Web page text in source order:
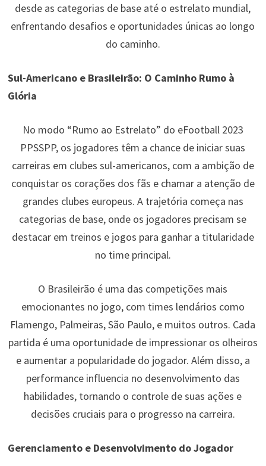
desde as categorias de base até o estrelato mundial,
enfrentando desafios e oportunidades únicas ao longo
do caminho.
Sul-Americano e Brasileirão: O Caminho Rumo à
Glória
No modo “Rumo ao Estrelato” do eFootball 2023
PPSSPP, os jogadores têm a chance de iniciar suas
carreiras em clubes sul-americanos, com a ambição de
conquistar os corações dos fãs e chamar a atenção de
grandes clubes europeus. A trajetória começa nas
categorias de base, onde os jogadores precisam se
destacar em treinos e jogos para ganhar a titularidade
no time principal.
O Brasileirão é uma das competições mais
emocionantes no jogo, com times lendários como
Flamengo, Palmeiras, São Paulo, e muitos outros. Cada
partida é uma oportunidade de impressionar os olheiros
e aumentar a popularidade do jogador. Além disso, a
performance influencia no desenvolvimento das
habilidades, tornando o controle de suas ações e
decisões cruciais para o progresso na carreira.
Gerenciamento e Desenvolvimento do Jogador